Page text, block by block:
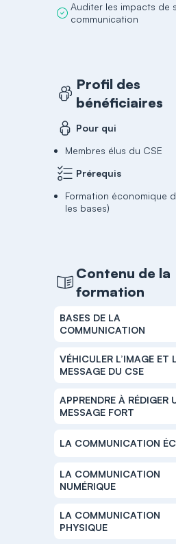
Auditer les impacts de
communication
Profil des
bénéficiaires
Pour qui
Membres élus du CSE
Prérequis
Formation économique
les bases)
Contenu de la
formation
BASES DE LA
COMMUNICATION
VÉHICULER L’IMAGE ET
MESSAGE DU CSE
APPRENDRE À RÉDIGER
MESSAGE FORT
LA COMMUNICATION
LA COMMUNICATION
NUMÉRIQUE
LA COMMUNICATION
PHYSIQUE